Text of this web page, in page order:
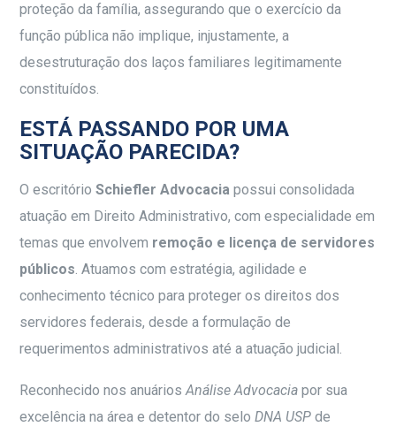
proteção da família, assegurando que o exercício da
função pública não implique, injustamente, a
desestruturação dos laços familiares legitimamente
constituídos.
ESTÁ PASSANDO POR UMA
SITUAÇÃO PARECIDA?
O escritórioSchiefler Advocacia possui consolidada
atuação em Direito Administrativo, com especialidade em
temas que envolvem remoção e licença de servidores
públicos. Atuamos com estratégia, agilidade e
conhecimento técnico para proteger os direitos dos
servidores federais, desde a formulação de
requerimentos administrativos até a atuação judicial.
Reconhecido nos anuáriosAnálise Advocacia por sua
excelência na área e detentor do seloDNA USP de